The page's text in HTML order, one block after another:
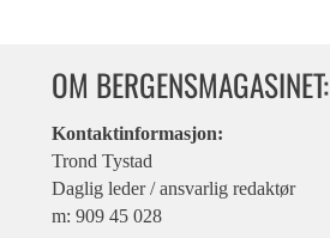
OM BERGENSMAGASINET:
Kontaktinformasjon:
Trond Tystad
Daglig leder / ansvarlig redaktør
m: 909 45 028